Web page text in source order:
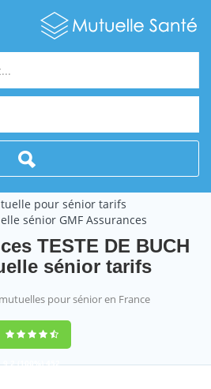
pour sénior tarifs
sénior GMF Assurances
TESTE DE BUCH
sénior tarifs
pour sénior en France
9,2(100%)452